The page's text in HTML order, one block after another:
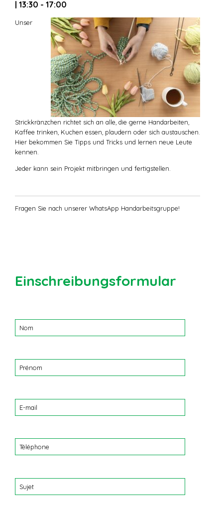
| 13:30 - 17:00
Unser
Strickkränzchen richtet sich an alle, die gerne Handarbeiten,
Kaffee trinken, Kuchen essen, plaudern oder sich austauschen.
Hier bekommen Sie Tipps und Tricks und lernen neue Leute
kennen.
Jeder kann sein Projekt mitbringen und fertigstellen.
Fragen Sie nach unserer WhatsApp Handarbeitsgruppe!
Einschreibungsformular